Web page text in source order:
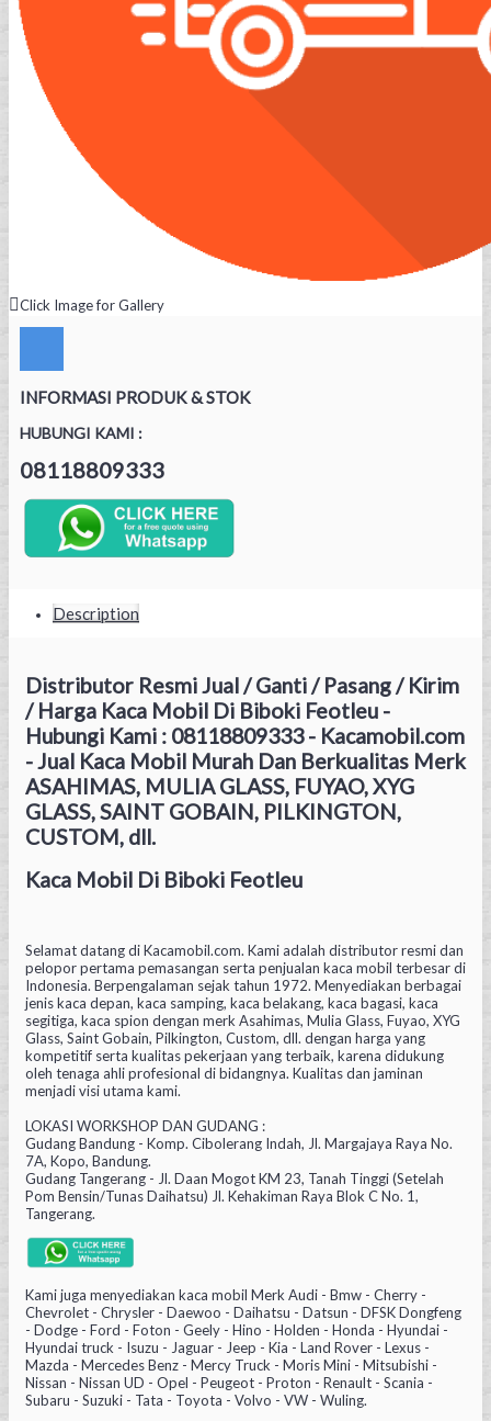
Click Image for Gallery
INFORMASI PRODUK & STOK
HUBUNGI KAMI :
08118809333
Description
Distributor Resmi Jual / Ganti / Pasang / Kirim
/ Harga Kaca Mobil Di Biboki Feotleu -
Hubungi Kami : 08118809333 - Kacamobil.com
- Jual Kaca Mobil Murah Dan Berkualitas Merk
ASAHIMAS, MULIA GLASS, FUYAO, XYG
GLASS, SAINT GOBAIN, PILKINGTON,
CUSTOM, dll.
Kaca Mobil Di Biboki Feotleu
Selamat datang di Kacamobil.com. Kami adalah distributor resmi dan
pelopor pertama pemasangan serta penjualan kaca mobil terbesar di
Indonesia. Berpengalaman sejak tahun 1972. Menyediakan berbagai
jenis kaca depan, kaca samping, kaca belakang, kaca bagasi, kaca
segitiga, kaca spion dengan merk Asahimas, Mulia Glass, Fuyao, XYG
Glass, Saint Gobain, Pilkington, Custom, dll. dengan harga yang
kompetitif serta kualitas pekerjaan yang terbaik, karena didukung
oleh tenaga ahli profesional di bidangnya. Kualitas dan jaminan
menjadi visi utama kami.
LOKASI WORKSHOP DAN GUDANG :
Gudang Bandung - Komp. Cibolerang Indah, Jl. Margajaya Raya No.
7A, Kopo, Bandung.
Gudang Tangerang - Jl. Daan Mogot KM 23, Tanah Tinggi (Setelah
Pom Bensin/Tunas Daihatsu) Jl. Kehakiman Raya Blok C No. 1,
Tangerang.
Kami juga menyediakan kaca mobil Merk Audi - Bmw - Cherry -
Chevrolet - Chrysler - Daewoo - Daihatsu - Datsun - DFSK Dongfeng
- Dodge - Ford - Foton - Geely - Hino - Holden - Honda - Hyundai -
Hyundai truck - Isuzu - Jaguar - Jeep - Kia - Land Rover - Lexus -
Mazda - Mercedes Benz - Mercy Truck - Moris Mini - Mitsubishi -
Nissan - Nissan UD - Opel - Peugeot - Proton - Renault - Scania -
Subaru - Suzuki - Tata - Toyota - Volvo - VW - Wuling.